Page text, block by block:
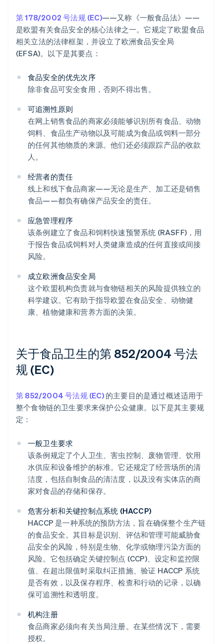
第 178/2002 号法规 (EC)——又称《一般食品法》——
是欧盟有关食品安全的核心法律之一。它规定了欧盟食品
相关立法的法律框架，并设立了欧洲食品安全局
(EFSA)。以下是其要点：
食品安全的优先次序
除非食品可安全食用，否则不得出售。
可追溯性原则
在网上销售食品的商家必须能够识别所有食品、动物
饲料、食品生产动物以及可能成为食品或饲料一部分
的任何其他物质的来源。他们还必须跟踪产品的收款
人。
经营者的责任
线上和线下食品商家——无论是生产、加工还是销售
食品——都负有确保产品安全的责任。
应急管理程序
该条例建立了食品和饲料快速预警系统 (RASFF)，用
于报告食品或饲料对人类健康造成的任何直接或间接
风险。
成立欧洲食品安全局
这个欧盟机构负责就与食物链相关的风险提供独立的
科学建议。它有助于指导欧盟在食品安全、动物健
康、植物健康和营养方面的决策。
关于食品卫生的第 852/2004 号法
规 (EC)
第 852/2004 号法规 (EC)的主要目的是通过概述适用于
整个食物链的卫生要求来保护公众健康。以下是其主要规
定：
一般卫生要求
该条例规定了个人卫生、害虫控制、废物管理、饮用
水供应和设备维护的标准。它还规定了经营场所的清
洁度，包括自制食品的清洁度，以及没有实体店的商
家对食品的存储和保存。
危害分析和关键控制点系统 (HACCP)
HACCP 是一种系统的预防方法，旨在确保整个生产链
的食品安全。其目标是识别、评估和管理可能威胁食
品安全的风险，特别是生物、化学或物理污染方面的
风险。它包括确定关键控制点 (CCP)、设定和监控限
值、在超出限值时采取纠正措施、验证 HACCP 系统
是否有效，以及保存程序、检查和行动的记录，以确
保可追溯性和透明度。
机构注册
食品商家必须向有关当局注册。在某些情况下，需要
授权。